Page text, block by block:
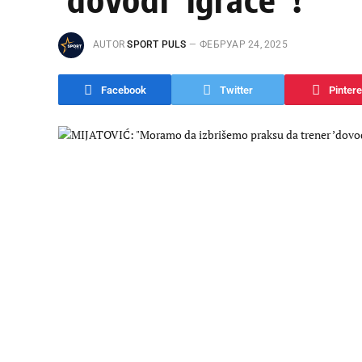
AUTOR SPORT PULS ФЕБРУАР 24, 2025
Facebook Twitter